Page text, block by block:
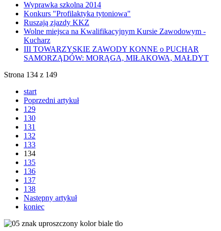
Wyprawka szkolna 2014
Konkurs "Profilaktyka tytoniowa"
Ruszają zjazdy KKZ
Wolne miejsca na Kwalifikacyjnym Kursie Zawodowym -
Kucharz
III TOWARZYSKIE ZAWODY KONNE o PUCHAR
SAMORZĄDÓW: MORĄGA, MIŁAKOWA, MAŁDYT
Strona 134 z 149
start
Poprzedni artykuł
129
130
131
132
133
134
135
136
137
138
Następny artykuł
koniec